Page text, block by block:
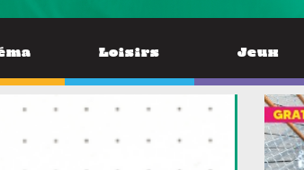
Loisirs Jeux